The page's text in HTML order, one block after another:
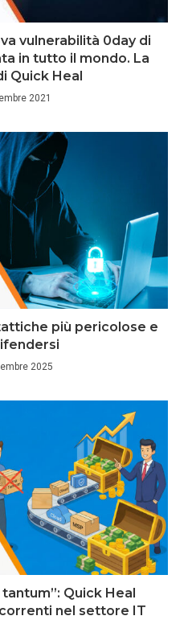
vulnerabilità 0day di
in tutto il mondo. La
Quick Heal
2021
più pericolose e
2025
Quick Heal
nel settore IT